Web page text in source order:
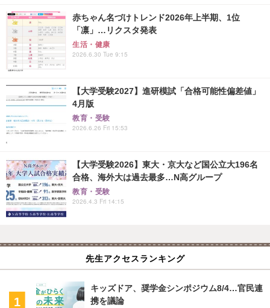
赤ちゃん名づけトレンド2026年上半期、1位
「凛」…リクスタ発表
生活・健康
2026.6.30 Tue 9:15
【大学受験2027】進研模試「合格可能性偏差値」
4月版
教育・受験
2026.6.26 Fri 15:53
【大学受験2026】東大・京大など国公立大196名
合格、海外大は過去最多…N高グループ
教育・受験
2026.4.3 Fri 14:15
先生アクセスランキング
キッズドア、奨学金シンポジウム8/4…官民連
携を議論